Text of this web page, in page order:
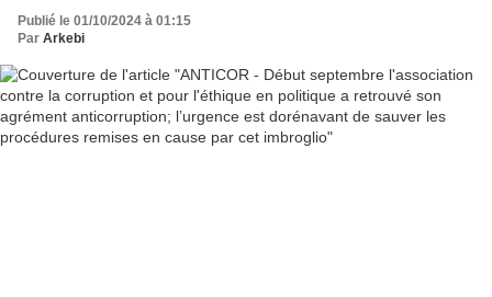
sauver les procédures remises en cause par cet
Publié le 01/10/2024 à 01:15
Par Arkebi